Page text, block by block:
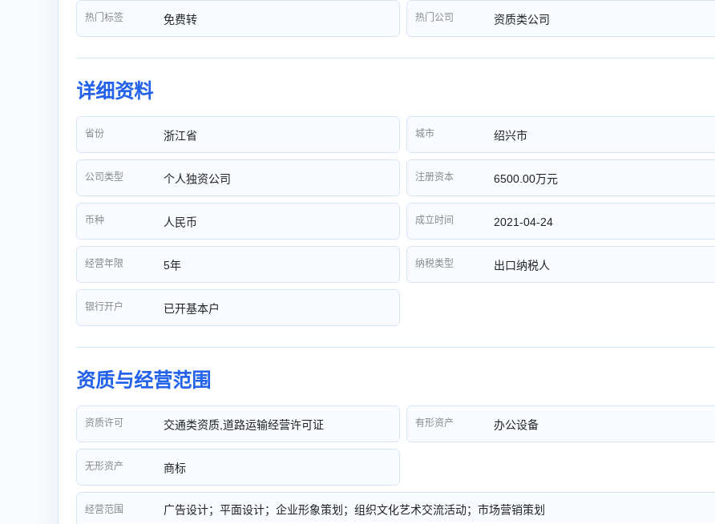
热门标签 免费转 热门公司 资质类公司
详细资料
省份 浙江省 城市 绍兴市
公司类型 个人独资公司 注册资本 6500.00万元
币种 人民币 成立时间 2021-04-24
经营年限 5年 纳税类型 出口纳税人
银行开户 已开基本户
资质与经营范围
资质许可 交通类资质,道路运输经营许可证 有形资产 办公设备
无形资产 商标
经营范围 广告设计；平面设计；企业形象策划；组织文化艺术交流活动；市场营销策划